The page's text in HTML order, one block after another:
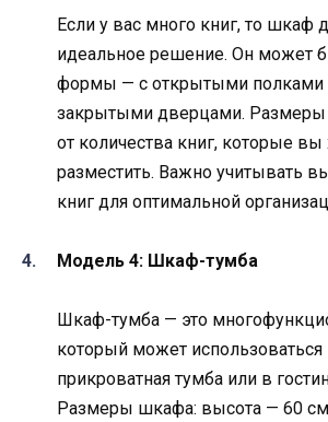
Если у вас много книг, то шкаф
идеальное решение. Он может
формы — с открытыми полками
закрытыми дверцами. Размеры
от количества книг, которые вы
разместить. Важно учитывать
книг для оптимальной
Модель 4: Шкаф-тумба
Шкаф-тумба — это
который может использоваться
прикроватная тумба или в
Размеры шкафа: высота — 60